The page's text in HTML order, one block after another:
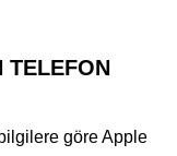
TELEFON
göre Apple